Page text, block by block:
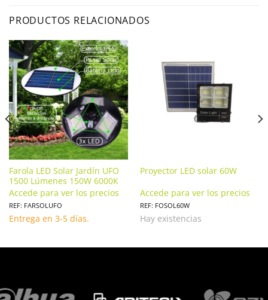
PRODUCTOS RELACIONADOS
Farola LED Solar Jardín UFO
1500 Lúmenes 150W 6000K
Accede para ver los precios
REF: FARSOLUFO
Entrega en 3-5 días.
Proyector LED solar 60W
Accede para ver los precios
REF: FOSOL60W
Hay existencias